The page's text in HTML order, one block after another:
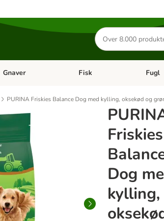
Søg
efter
produkter
Åben kategori menu: Kat
Gnaver Åben kategori menu: Gnaver
Fisk Åben
Fugl
PURINA Friskies Balance Dog med kylling, oksekød og
Friskies
Dog
kylling,